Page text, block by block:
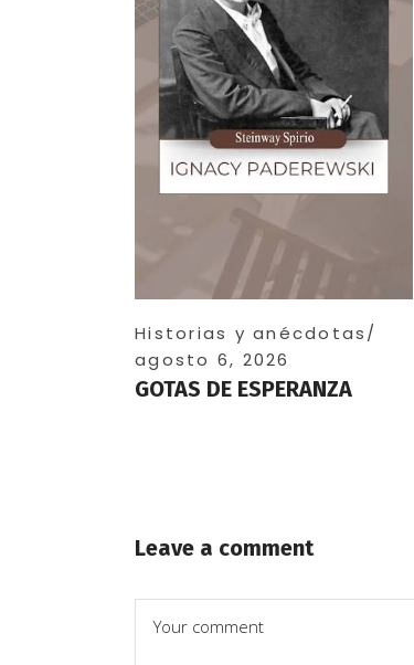
Historias y anécdotas
agosto 6, 2026
GOTAS DE ESPERANZA
Leave a comment